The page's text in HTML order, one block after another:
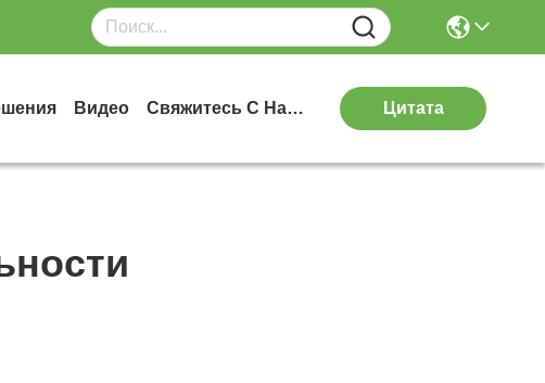
Видео Свяжитесь С Нами Цитата